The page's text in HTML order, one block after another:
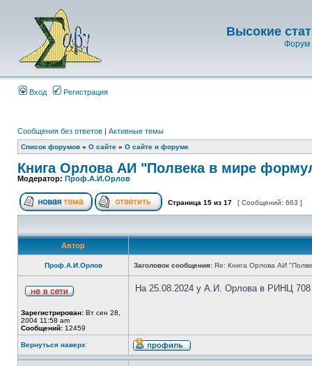
Высокие
Форум
Вход Регистрация
Сообщения без ответов | Активные темы
Список форумов » О сайте » О сайте и форуме
Книга Орлова АИ "Полвека в мире
Модератор: Проф.А.И.Орлов
Страница 15 из 17 [ Сообщений: 663 ]
Автор
Проф.А.И.Орлов Заголовок сообщения: Re: Книга Орлова АИ
Зарегистрирован: Вт сен 28,
2004 11:58 am
Сообщений: 12459
На 25.08.2024 у А.И. Орлова в РИНЦ 708
Вернуться наверх